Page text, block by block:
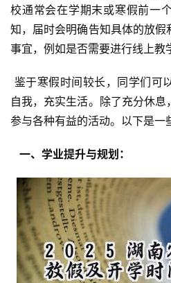
校通常会在学期末或寒假前一
知，届时会明确告知具体的放
事宜，例如是否需要进行线上教
自我，充实生活。除了充分休
参与各种有益的活动。以下是一
  一、学业提升与规划：